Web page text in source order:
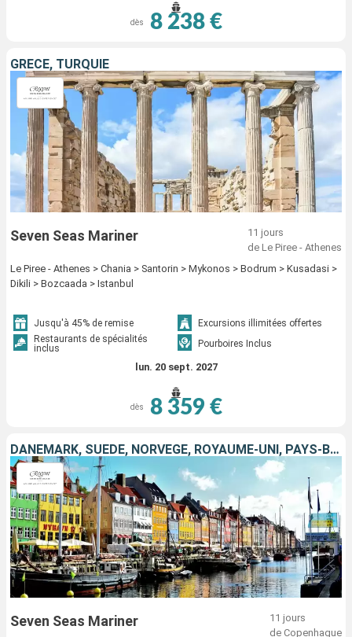
dès 8 238 €
GRÈCE, TURQUIE
Seven Seas Mariner
11 jours
de Le Piree - Athenes
Le Piree - Athenes > Chania > Santorin > Mykonos > Bodrum > Kusadasi >
Dikili > Bozcaada > Istanbul
Jusqu'à 45% de remise
Excursions illimitées offertes
Restaurants de spécialités
inclus
Pourboires Inclus
lun. 20 sept. 2027
dès 8 359 €
DANEMARK, SUÈDE, NORVÈGE, ROYAUME-UNI, PAYS-BAS
Seven Seas Mariner
11 jours
de Copenhague